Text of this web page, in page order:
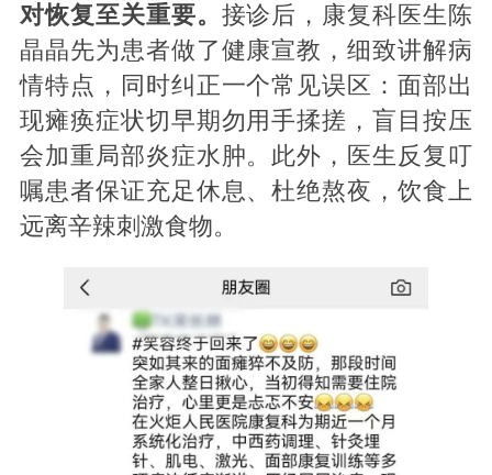
对恢复至关重要。 接诊后，康复科医生陈
晶晶先为患者做了健康宣教，细致讲解病
情特点，同时纠正一个常见误区：面部出
现瘫痪症状切早期勿用手揉搓，盲目按压
会加重局部炎症水肿。此外，医生反复叮
嘱患者保证充足休息、杜绝熬夜，饮食上
远离辛辣刺激食物。